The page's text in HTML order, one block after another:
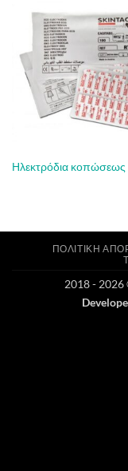
Ηλεκτρόδια κοπώσεως
ΠΟΛΙΤΙΚΉ
2018 - 2026